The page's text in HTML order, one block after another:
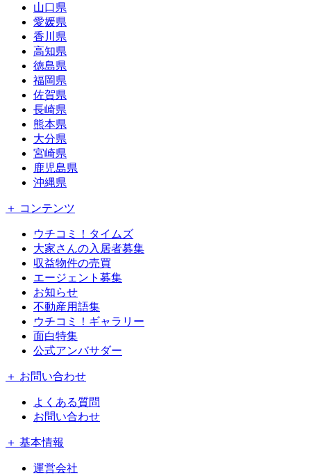
山口県
愛媛県
香川県
高知県
徳島県
福岡県
佐賀県
長崎県
熊本県
大分県
宮崎県
鹿児島県
沖縄県
＋ コンテンツ
ウチコミ！タイムズ
大家さんの入居者募集
収益物件の売買
エージェント募集
お知らせ
不動産用語集
ウチコミ！ギャラリー
面白特集
公式アンバサダー
＋ お問い合わせ
よくある質問
お問い合わせ
＋ 基本情報
運営会社